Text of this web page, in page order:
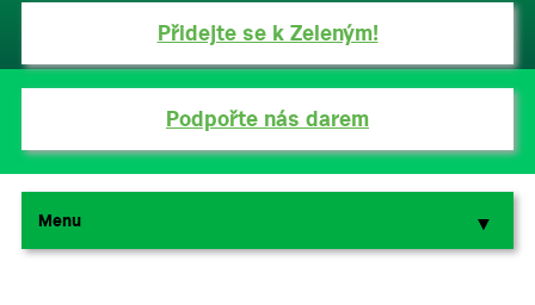
Přidejte se k Zeleným!
Podpořte nás darem
Menu ▼
▼